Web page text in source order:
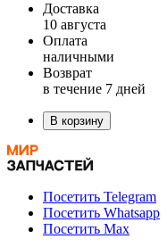
Доставка
10 августа
Оплата
наличными
Возврат
в течение 7 дней
В корзину
Посетить Telegram
Посетить Whatsapp
Посетить Max